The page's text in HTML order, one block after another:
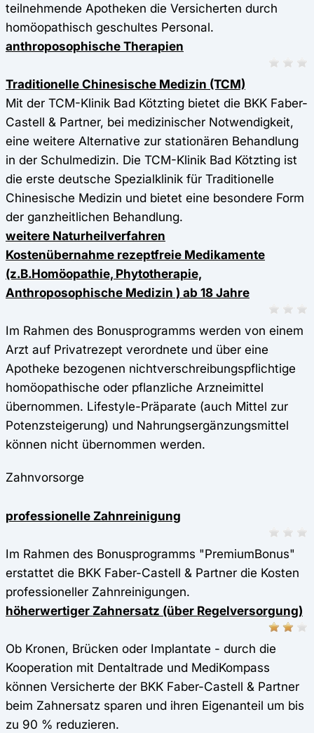
teilnehmende Apotheken die Versicherten durch
homöopathisch geschultes Personal.
anthroposophische Therapien
Traditionelle Chinesische Medizin (TCM)
Mit der TCM-Klinik Bad Kötzting bietet die BKK Faber-
Castell & Partner, bei medizinischer Notwendigkeit,
eine weitere Alternative zur stationären Behandlung
in der Schulmedizin. Die TCM-Klinik Bad Kötzting ist
die erste deutsche Spezialklinik für Traditionelle
Chinesische Medizin und bietet eine besondere Form
der ganzheitlichen Behandlung.
weitere Naturheilverfahren
Kostenübernahme rezeptfreie Medikamente
(z.B.Homöopathie, Phytotherapie,
Anthroposophische Medizin ) ab 18 Jahre
Im Rahmen des Bonusprogramms werden von einem
Arzt auf Privatrezept verordnete und über eine
Apotheke bezogenen nichtverschreibungspflichtige
homöopathische oder pflanzliche Arzneimittel
übernommen. Lifestyle-Präparate (auch Mittel zur
Potenzsteigerung) und Nahrungsergänzungsmittel
können nicht übernommen werden.
Zahnvorsorge
professionelle Zahnreinigung
Im Rahmen des Bonusprogramms "PremiumBonus"
erstattet die BKK Faber-Castell & Partner die Kosten
professioneller Zahnreinigungen.
höherwertiger Zahnersatz (über Regelversorgung)
Ob Kronen, Brücken oder Implantate - durch die
Kooperation mit Dentaltrade und MediKompass
können Versicherte der BKK Faber-Castell & Partner
beim Zahnersatz sparen und ihren Eigenanteil um bis
zu 90 % reduzieren.